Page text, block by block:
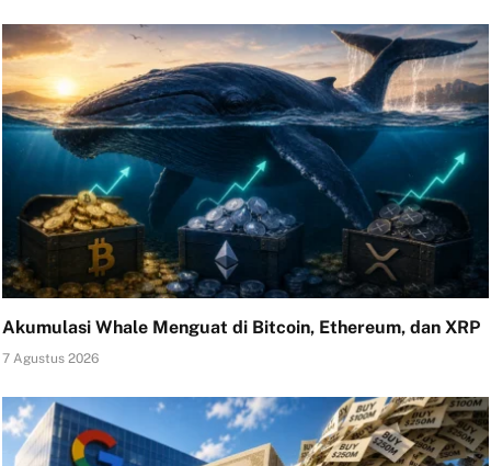
Akumulasi Whale Menguat di Bitcoin, Ethereum, dan XRP
7 Agustus 2026